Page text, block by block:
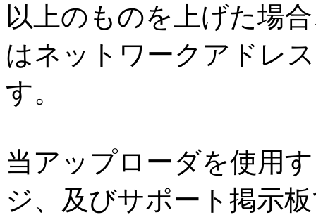
以上のものを上げた場
はネットワークアドレ
す。
当アップローダを使用
ジ、及びサポート掲示